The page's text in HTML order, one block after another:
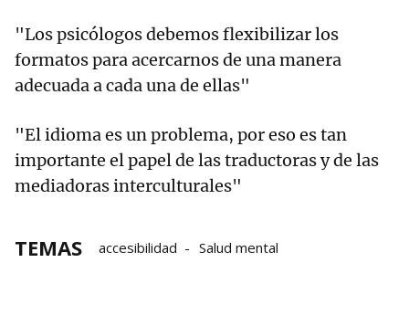
"Los psicólogos debemos flexibilizar los
formatos para acercarnos de una manera
adecuada a cada una de ellas"
"El idioma es un problema, por eso es tan
importante el papel de las traductoras y de las
mediadoras interculturales"
TEMAS accesibilidad Salud mental